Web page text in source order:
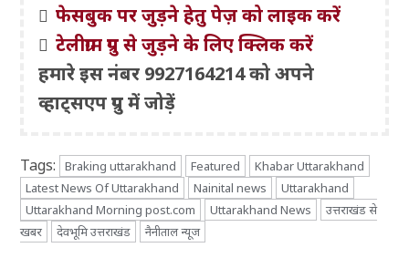
फेसबुक पर जुड़ने हेतु पेज़ को लाइक करें
टेलीग्राम ग्रुप से जुड़ने के लिए क्लिक करें
हमारे इस नंबर 9927164214 को अपने
व्हाट्सएप ग्रुप में जोड़ें
Tags: Braking uttarakhand Featured
Khabar Uttarakhand
Latest News Of Uttarakhand
Nainital news
Uttarakhand
Uttarakhand Morning post.com
Uttarakhand News
उत्तराखंड से
खबर
देवभूमि उत्तराखंड नैनीताल न्यूज